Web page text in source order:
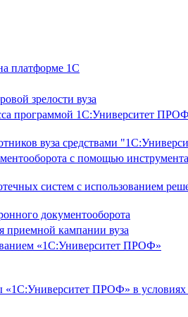
платформе 1С
зрелости вуза
программой 1С:Университет
вуза средствами
с помощью
систем с использованием
документооборота
приемной кампании вуза
«1С:Университет ПРОФ»
«1С:Университет ПРОФ» в